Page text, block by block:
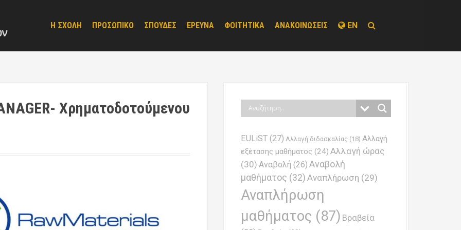
Η ΣΧΟΛΗ ΠΡΟΣΩΠΙΚΟ ΣΠΟΥΔΕΣ ΕΡΕΥΝΑ ΦΟΙΤΗΤΙΚΑ ΑΝΑΚΟΙΝΩΣΕΙΣ EN
Χρηματοδοτούμενου
EULiST (27) Αλλαγή διδασκαλίας (18) Αλλαγή
εξέτασης μαθήματος (24) Αλλαγή ώρας
(30) Αναβολή (26) Αναβολή
μαθήματος (32) Αναπλήρωση (29)
Αναπλήρωση
μαθήματος (87) Βραβεία